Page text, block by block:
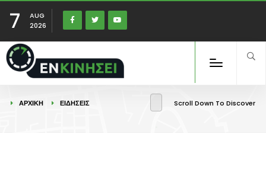
7
AUG
2026
ΑΡΧΙΚΉ ΕΙΔΉΣΕΙΣ Scroll Down To Discover